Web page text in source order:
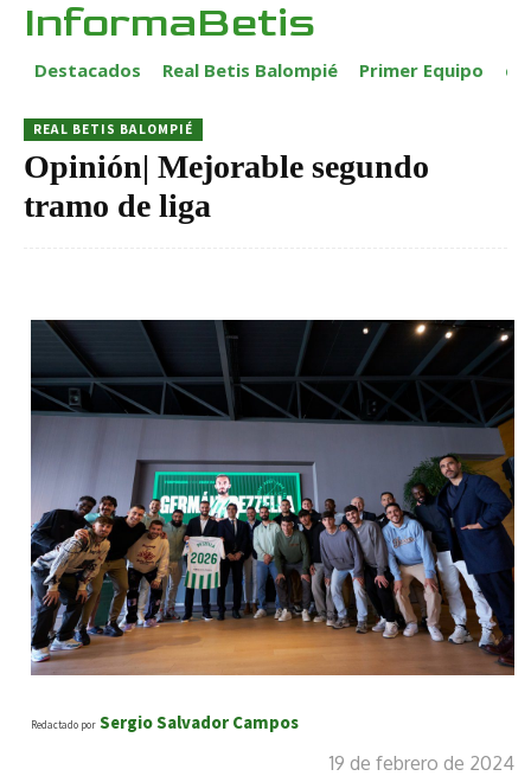
InformaBetis
Destacados Real Betis Balompié Primer Equipo
REAL BETIS BALOMPIÉ
Opinión| Mejorable segundo
tramo de liga
Redactado por Sergio Salvador Campos
19 de febrero de 2024